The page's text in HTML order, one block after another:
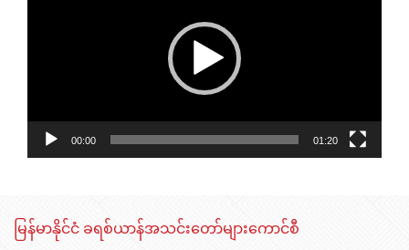
00:00 01:20
မြန်မာနိုင်ငံ ခရစ်ယာန်အသင်းတော်များကောင်စီ